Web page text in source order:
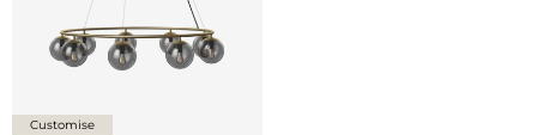
Customise